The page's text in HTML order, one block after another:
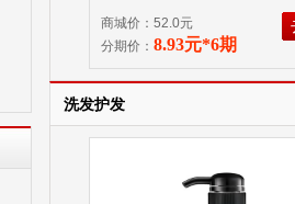
商城价：52.0元
分期价： 8.93元*6期
洗发护发